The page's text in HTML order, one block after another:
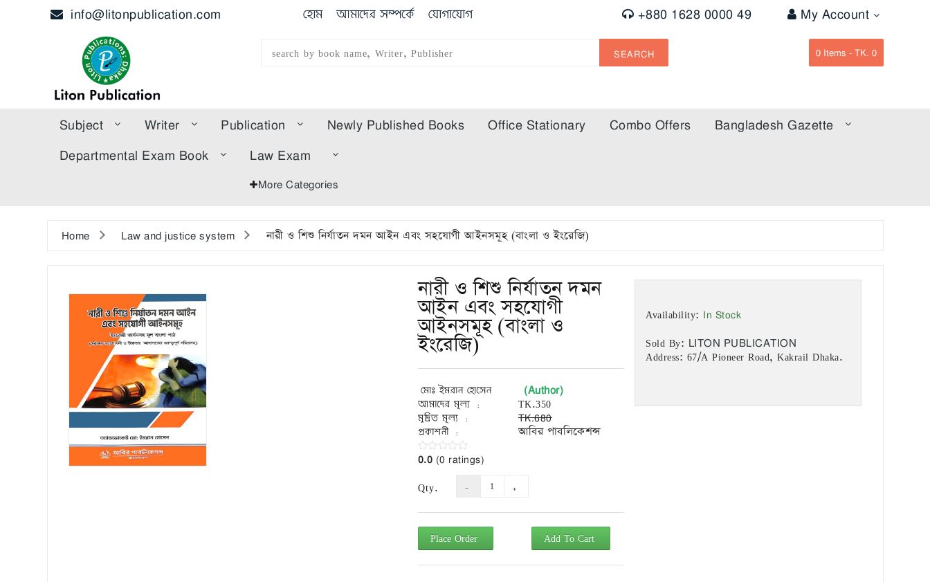
info@litonpublication.com হোম আমাদের সম্পর্কে যোগাযোগ +880 1628 0000 49 My Account
SEARCH 0Items -TK. 0
Subject Writer Publication Newly Published Books Office Stationary Combo Offers
Bangladesh Gazette
Departmental Exam Book
Law Exam
More Categories
Home Law and justice system নারী ও শিশু নির্যাতন দমন আইন এবং সহযোগী আইনসমূহ (বাংলা ও ইংরেজি)
নারী ও শিশু নির্যাতন দমন
আইন এবং সহযোগী
আইনসমূহ (বাংলা ও
ইংরেজি)
মোঃ ইমরান হোসেন (Author)
আমাদের মূল্য : TK.350
মুদ্রিত মূল্য :
TK.680
প্রকাশনী :
আবির পাবলিকেশন্স
0.0 (0 ratings)
Qty.
Place Order Add To Cart
Availability: In Stock
Sold By: LITON PUBLICATION
Address: 67/A Pioneer Road, Kakrail Dhaka.